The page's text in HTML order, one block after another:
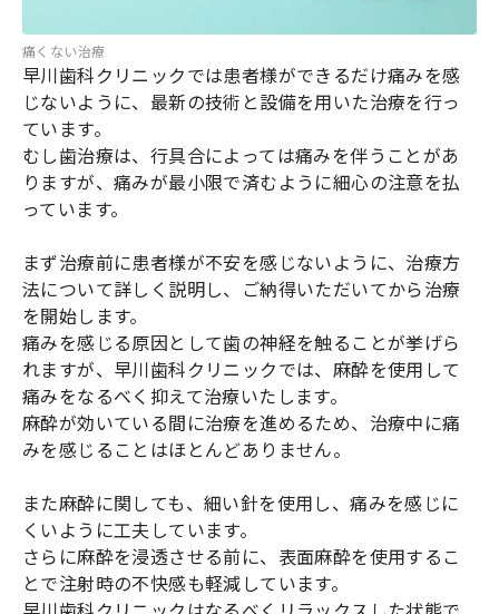
痛くない治療
早川歯科クリニックでは患者様ができるだけ痛みを感
じないように、最新の技術と設備を用いた治療を行っ
ています。
むし歯治療は、行具合によっては痛みを伴うことがあ
りますが、痛みが最小限で済むように細心の注意を払
っています。
まず治療前に患者様が不安を感じないように、治療方
法について詳しく説明し、ご納得いただいてから治療
を開始します。
痛みを感じる原因として歯の神経を触ることが挙げら
れますが、早川歯科クリニックでは、麻酔を使用して
痛みをなるべく抑えて治療いたします。
麻酔が効いている間に治療を進めるため、治療中に痛
みを感じることはほとんどありません。
また麻酔に関しても、細い針を使用し、痛みを感じに
くいように工夫しています。
さらに麻酔を浸透させる前に、表面麻酔を使用するこ
とで注射時の不快感も軽減しています。